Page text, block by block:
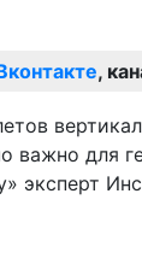
,
для
эксперт